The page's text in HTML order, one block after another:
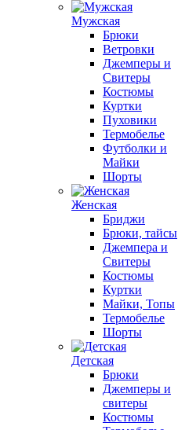
Мужская
Брюки
Ветровки
Джемперы и
Свитеры
Костюмы
Куртки
Пуховики
Термобелье
Футболки и
Майки
Шорты
Женская
Бриджи
Брюки, тайсы
Джемпера и
Свитеры
Костюмы
Куртки
Майки, Топы
Термобелье
Шорты
Детская
Брюки
Джемперы и
свитеры
Костюмы